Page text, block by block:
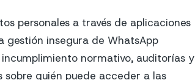
personales a través de aplicaciones
gestión insegura de WhatsApp
incumplimiento normativo, auditorías y
quién puede acceder a las